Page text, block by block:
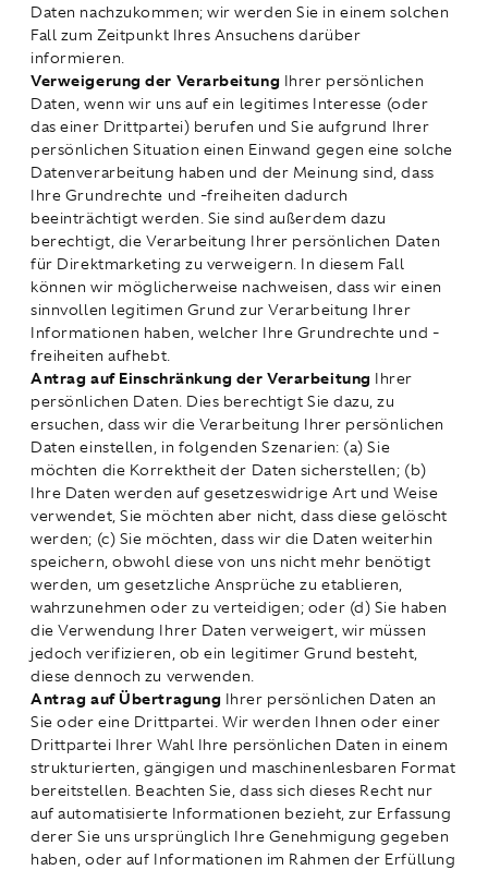
Daten nachzukommen; wir werden Sie in einem solchen
Fall zum Zeitpunkt Ihres Ansuchens darüber
informieren.
Verweigerung der Verarbeitung Ihrer persönlichen
Daten, wenn wir uns auf ein legitimes Interesse (oder
das einer Drittpartei) berufen und Sie aufgrund Ihrer
persönlichen Situation einen Einwand gegen eine solche
Datenverarbeitung haben und der Meinung sind, dass
Ihre Grundrechte und -freiheiten dadurch
beeinträchtigt werden. Sie sind außerdem dazu
berechtigt, die Verarbeitung Ihrer persönlichen Daten
für Direktmarketing zu verweigern. In diesem Fall
können wir möglicherweise nachweisen, dass wir einen
sinnvollen legitimen Grund zur Verarbeitung Ihrer
Informationen haben, welcher Ihre Grundrechte und -
freiheiten aufhebt.
Antrag auf Einschränkung der Verarbeitung Ihrer
persönlichen Daten. Dies berechtigt Sie dazu, zu
ersuchen, dass wir die Verarbeitung Ihrer persönlichen
Daten einstellen, in folgenden Szenarien: (a) Sie
möchten die Korrektheit der Daten sicherstellen; (b)
Ihre Daten werden auf gesetzeswidrige Art und Weise
verwendet, Sie möchten aber nicht, dass diese gelöscht
werden; (c) Sie möchten, dass wir die Daten weiterhin
speichern, obwohl diese von uns nicht mehr benötigt
werden, um gesetzliche Ansprüche zu etablieren,
wahrzunehmen oder zu verteidigen; oder (d) Sie haben
die Verwendung Ihrer Daten verweigert, wir müssen
jedoch verifizieren, ob ein legitimer Grund besteht,
diese dennoch zu verwenden.
Antrag auf Übertragung Ihrer persönlichen Daten an
Sie oder eine Drittpartei. Wir werden Ihnen oder einer
Drittpartei Ihrer Wahl Ihre persönlichen Daten in einem
strukturierten, gängigen und maschinenlesbaren Format
bereitstellen. Beachten Sie, dass sich dieses Recht nur
auf automatisierte Informationen bezieht, zur Erfassung
derer Sie uns ursprünglich Ihre Genehmigung gegeben
haben, oder auf Informationen im Rahmen der Erfüllung